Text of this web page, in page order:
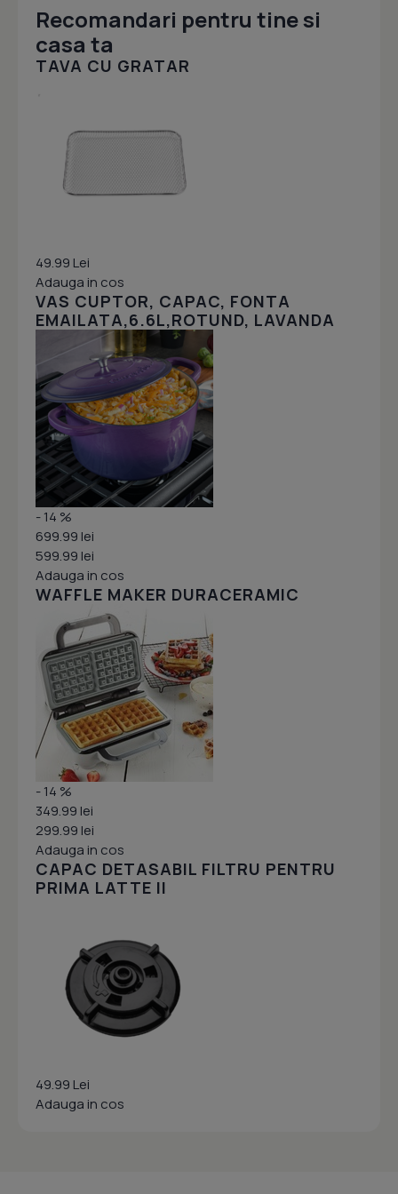
Recomandari pentru tine si
casa ta
TAVA CU GRATAR
49.99 Lei
Adauga in cos
VAS CUPTOR, CAPAC, FONTA
EMAILATA,6.6L,ROTUND, LAVANDA
- 14 %
699.99 lei
599.99 lei
Adauga in cos
WAFFLE MAKER DURACERAMIC
- 14 %
349.99 lei
299.99 lei
Adauga in cos
CAPAC DETASABIL FILTRU PENTRU
PRIMA LATTE II
49.99 Lei
Adauga in cos